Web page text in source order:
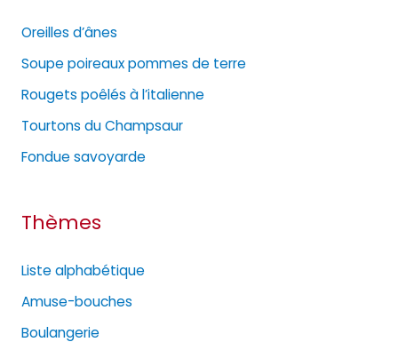
o
r
i
e
s
Oreilles d’ânes
Soupe poireaux pommes de terre
Rougets poêlés à l’italienne
Tourtons du Champsaur
Fondue savoyarde
Thèmes
Liste alphabétique
Amuse-bouches
Boulangerie